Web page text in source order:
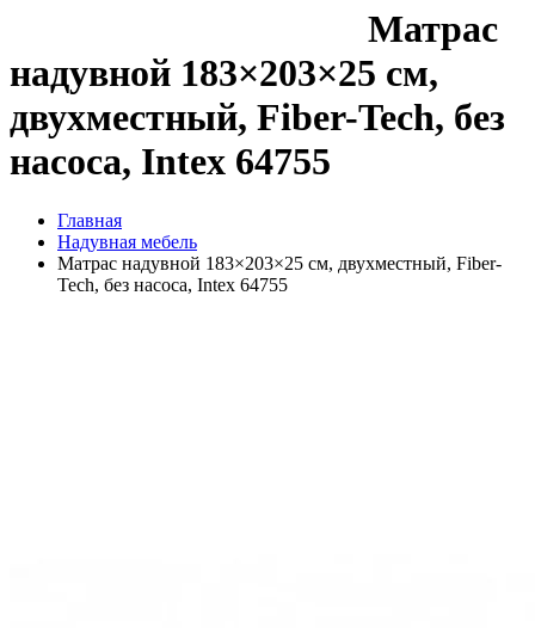
Матрас
надувной 183×203×25 см,
двухместный, Fiber-Tech, без
насоса, Intex 64755
Главная
Надувная мебель
Матрас надувной 183×203×25 см, двухместный, Fiber-
Tech, без насоса, Intex 64755